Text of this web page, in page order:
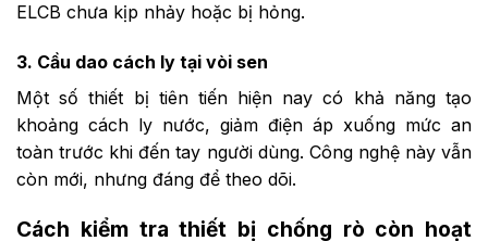
ELCB chưa kịp nhảy hoặc bị hỏng.
3. Cầu dao cách ly tại vòi sen
Một số thiết bị tiên tiến hiện nay có khả năng tạo
khoảng cách ly nước, giảm điện áp xuống mức an
toàn trước khi đến tay người dùng. Công nghệ này vẫn
còn mới, nhưng đáng để theo dõi.
Cách kiểm tra thiết bị chống rò còn hoạt